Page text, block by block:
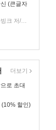
(큰글자
헤르만 바빙크 저/임경근 역
로 초대
(10% 할인)
더보기